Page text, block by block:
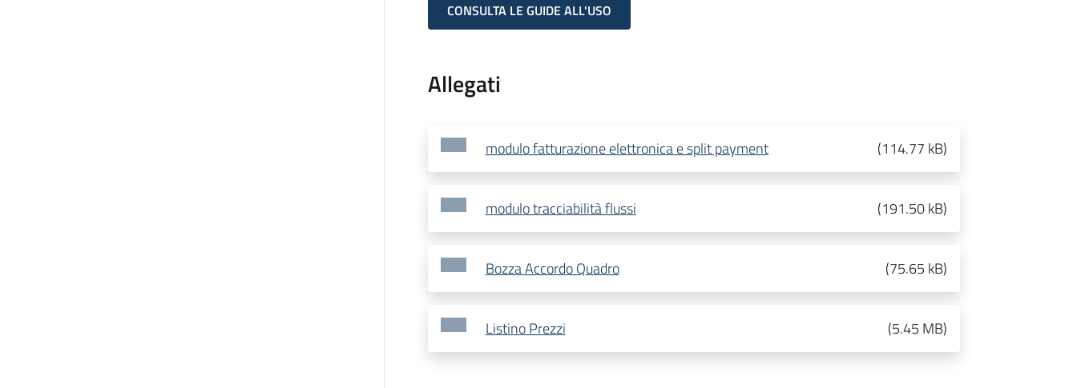
CONSULTA LE GUIDE ALL'USO
Allegati
modulo fatturazione elettronica e split payment (114.77 kB)
modulo tracciabilità flussi (191.50 kB)
Bozza Accordo Quadro (75.65 kB)
Listino Prezzi (5.45 MB)